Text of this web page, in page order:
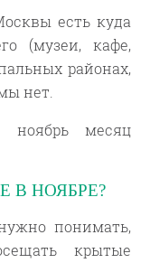
есть куда
(музеи, кафе,
районах,
нет.
ноябрь месяц
В НОЯБРЕ?
понимать,
крытые